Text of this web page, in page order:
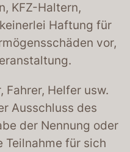
KFZ-Haltern,
Haftung für
vor,
Fahrer, Helfer usw.
Ausschluss des
der Nennung oder
Teilnahme für sich